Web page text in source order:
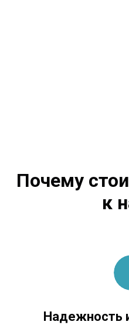
Почему
к
Надежность